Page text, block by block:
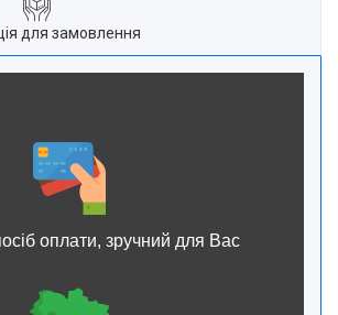
для замовлення
оплати, зручний для Вас